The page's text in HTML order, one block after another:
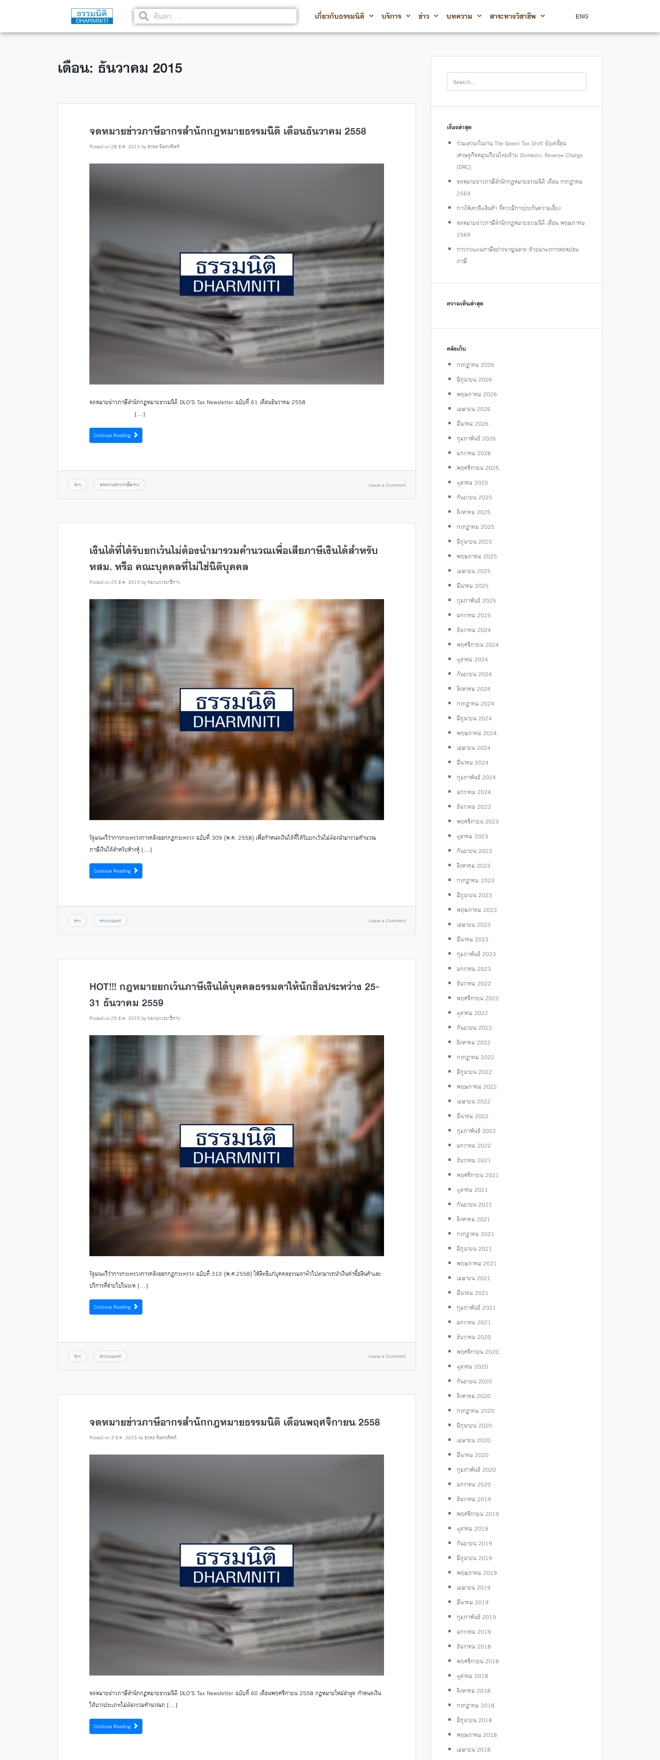
เกี่ยวกับธรรมนิติ บริการ ข่าว บทความ สาระทางวิชาชีพ ENG
เดือน: ธันวาคม 2015
จดหมายข่าวภาษีอากรสำนักกฎหมายธรรมนิติ เดือนธันวาคม 2558
Posted on28 ธ.ค. 2015byธรดล จันทรศัพท์
จดหมายข่าวภาษีสำนักกฎหมายธรรมนิติ DLO’S Tax Newsletter ฉบับที่ 61 เดือนธันวาคม 2558
[…]
Continue Reading
ข่าว จดหมายข่าวภาษีอากร Leave a Comment
เงินได้ที่ได้รับยกเว้นไม่ต้องนำมารวมคำนวณเพื่อเสียภาษีเงินได้สำหรับ
หสม. หรือ คณะบุคคลที่ไม่ใช่นิติบุคคล
Posted on25 ธ.ค. 2015byกองบรรณาธิการ
รัฐมนตรีว่าการกระทรวงการคลังออกกฎกระทรวง ฉบับที่ 309 (พ.ศ. 2558) เพื่อกำหนดเงินได้ที่ได้รับยกเว้นไม่ต้องนำมารวมคำนวณ
ภาษีเงินได้สำหรับห้างหุ้ […]
Continue Reading
ข่าว ข่าวเผยแพร่ Leave a Comment
HOT!!! กฎหมายยกเว้นภาษีเงินได้บุคคลธรรมดาให้นักช็อประหว่าง 25-
31 ธันวาคม 2559
Posted on25 ธ.ค. 2015byกองบรรณาธิการ
รัฐมนตรีว่าการกระทรวงการคลังออกกฎกระทรวง ฉบับที่ 310 (พ.ศ.2558) ให้สิทธิแก่บุคคลธรรมดาทั่วไปสามารถนำเงินค่าซื้อสินค้าและ
บริการที่จ่ายไปในระห […]
Continue Reading
ข่าว ข่าวเผยแพร่ Leave a Comment
จดหมายข่าวภาษีอากรสำนักกฎหมายธรรมนิติ เดือนพฤศจิกายน 2558
Posted on3 ธ.ค. 2015byธรดล จันทรศัพท์
จดหมายข่าวภาษีสำนักกฎหมายธรรมนิติ DLO’S Tax Newsletter ฉบับที่ 60 เดือนพฤศจิกายน 2558 กฎหมายใหม่ล่าสุด กำหนดเงิน
ได้บางประเภทไม่ต้องรวมคำนวณภ […]
Continue Reading
เรื่องล่าสุด
ร่วมเสวนาในงาน The Green Tax Shift ขับเคลื่อน
เศรษฐกิจหมุนเวียนไทยด้วย Domestic Reverse Charge
(DRC)
จดหมายข่าวภาษีสำนักกฎหมายธรรมนิติ เดือน กรกฎาคม
2569
การให้เครดิตสินค้า ที่ควรมีการประกันความเสี่ยง
จดหมายข่าวภาษีสำนักกฎหมายธรรมนิติ เดือน พฤษภาคม
2569
การวางแผนภาษีอย่างชาญฉลาด ด้วยมาตรการลดหย่อน
ภาษี
ความเห็นล่าสุด
คลังเก็บ
กรกฎาคม 2026
มิถุนายน 2026
พฤษภาคม 2026
เมษายน 2026
มีนาคม 2026
กุมภาพันธ์ 2026
มกราคม 2026
พฤศจิกายน 2025
ตุลาคม 2025
กันยายน 2025
สิงหาคม 2025
กรกฎาคม 2025
มิถุนายน 2025
พฤษภาคม 2025
เมษายน 2025
มีนาคม 2025
กุมภาพันธ์ 2025
มกราคม 2025
ธันวาคม 2024
พฤศจิกายน 2024
ตุลาคม 2024
กันยายน 2024
สิงหาคม 2024
กรกฎาคม 2024
มิถุนายน 2024
พฤษภาคม 2024
เมษายน 2024
มีนาคม 2024
กุมภาพันธ์ 2024
มกราคม 2024
ธันวาคม 2023
พฤศจิกายน 2023
ตุลาคม 2023
กันยายน 2023
สิงหาคม 2023
กรกฎาคม 2023
มิถุนายน 2023
พฤษภาคม 2023
เมษายน 2023
มีนาคม 2023
กุมภาพันธ์ 2023
มกราคม 2023
ธันวาคม 2022
พฤศจิกายน 2022
ตุลาคม 2022
กันยายน 2022
สิงหาคม 2022
กรกฎาคม 2022
มิถุนายน 2022
พฤษภาคม 2022
เมษายน 2022
มีนาคม 2022
กุมภาพันธ์ 2022
มกราคม 2022
ธันวาคม 2021
พฤศจิกายน 2021
ตุลาคม 2021
กันยายน 2021
สิงหาคม 2021
กรกฎาคม 2021
มิถุนายน 2021
พฤษภาคม 2021
เมษายน 2021
มีนาคม 2021
กุมภาพันธ์ 2021
มกราคม 2021
ธันวาคม 2020
พฤศจิกายน 2020
ตุลาคม 2020
กันยายน 2020
สิงหาคม 2020
กรกฎาคม 2020
มิถุนายน 2020
เมษายน 2020
มีนาคม 2020
กุมภาพันธ์ 2020
มกราคม 2020
ธันวาคม 2019
พฤศจิกายน 2019
ตุลาคม 2019
กันยายน 2019
มิถุนายน 2019
พฤษภาคม 2019
เมษายน 2019
มีนาคม 2019
กุมภาพันธ์ 2019
มกราคม 2019
ธันวาคม 2018
พฤศจิกายน 2018
ตุลาคม 2018
สิงหาคม 2018
กรกฎาคม 2018
มิถุนายน 2018
พฤษภาคม 2018
เมษายน 2018